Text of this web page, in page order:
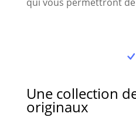
Une collection
originaux